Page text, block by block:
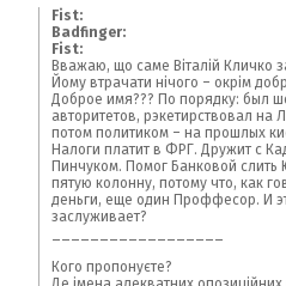
Fist:
Badfinger:
Fist:
Вважаю, що саме Віталій Кличко
Йому втрачати нічого – окрім
Доброе имя??? По порядку: был
авторитетов, рэкетирствовал
потом политиком – на прошлых
Налоги платит в ФРГ. Дружит с
Пинчуком. Помог Банковой слить
пятую колонну, потому что, как
деньги, еще один Проффесор. И
заслуживает?
Кого пропонуєте?